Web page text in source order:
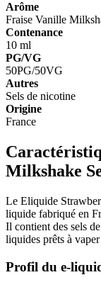
Arôme
Fraise Vanille
Contenance
10 ml
PG/VG
50PG/50VG
Autres
Sels de nicotine
Origine
France
Milkshake
Le Eliquide
liquide fabriqué en
Il contient des sels
liquides prêts à
Profil du e-